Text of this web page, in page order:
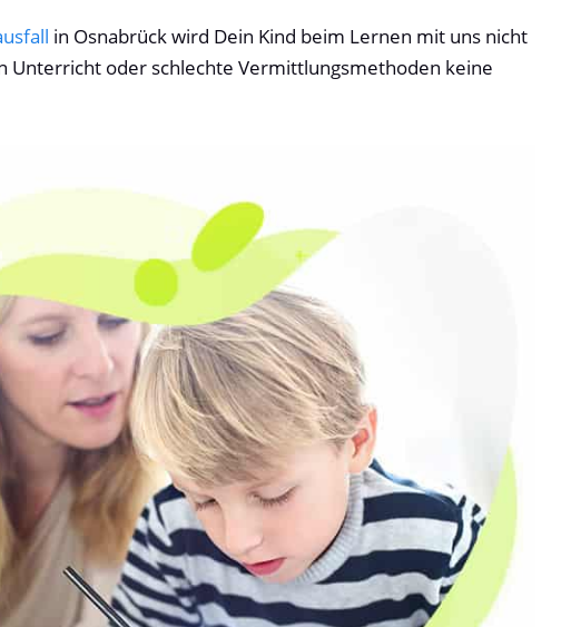
in Osnabrück wird Dein Kind beim Lernen mit uns nicht
Unterricht oder schlechte Vermittlungsmethoden keine